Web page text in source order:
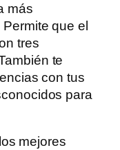
más
que el
tres
te
con tus
para
mejores